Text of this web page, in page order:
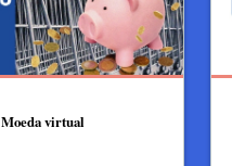
Moeda virtual